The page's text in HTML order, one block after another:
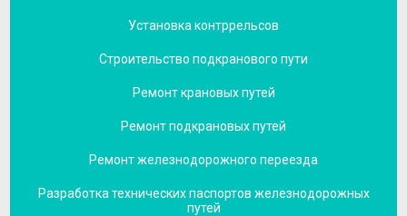
Установка контррельсов
Строительство подкранового пути
Ремонт крановых путей
Ремонт подкрановых путей
Ремонт железнодорожного переезда
Разработка технических паспортов железнодорожных
путей